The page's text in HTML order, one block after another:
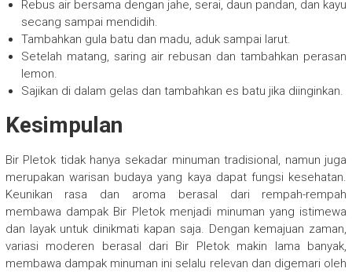
Rebus air bersama dengan jahe, serai, daun pandan, dan kayu
secang sampai mendidih.
Tambahkan gula batu dan madu, aduk sampai larut.
Setelah matang, saring air rebusan dan tambahkan perasan
lemon.
Sajikan di dalam gelas dan tambahkan es batu jika diinginkan.
Kesimpulan
Bir Pletok tidak hanya sekadar minuman tradisional, namun juga
merupakan warisan budaya yang kaya dapat fungsi kesehatan.
Keunikan rasa dan aroma berasal dari rempah-rempah
membawa dampak Bir Pletok menjadi minuman yang istimewa
dan layak untuk dinikmati kapan saja. Dengan kemajuan zaman,
variasi moderen berasal dari Bir Pletok makin lama banyak,
membawa dampak minuman ini selalu relevan dan digemari oleh